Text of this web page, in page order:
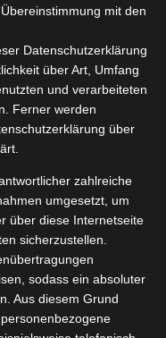
von Kneipp
sich immer
dass ich es
mit den
Datenschutzerklärung
über Art, Umfang
und verarbeiteten
Ferner werden
über
zahlreiche
umgesetzt, um
über diese Internetseite
sicherzustellen.
sodass ein absoluter
Aus diesem Grund